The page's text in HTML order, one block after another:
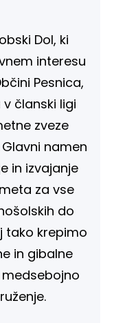
Dol, ki
interesu
Pesnica,
članski ligi
zveze
namen
in izvajanje
za vse
do
tako krepimo
in gibalne